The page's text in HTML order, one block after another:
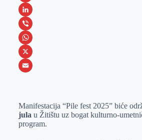
a
c
e
b
o
M
e
s
s
e
e
r
L
i
n
k
I
n
V
i
b
W
h
s
A
X
a
i
Manifestacija “Pile fest 2025” biće
jula u Žitištu uz bogat kulturno-
program.